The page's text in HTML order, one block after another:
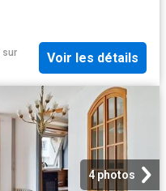
sur
Voir les détails
4 photos